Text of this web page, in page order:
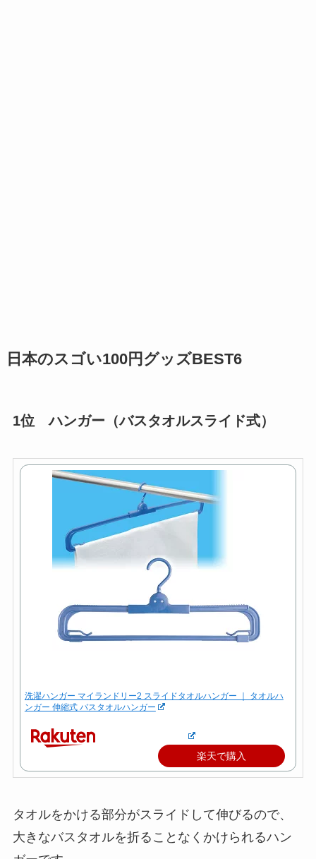
日本のスゴい100円グッズBEST6
1位 ハンガー（バスタオルスライド式）
洗濯ハンガー マイランドリー2 スライドタオルハンガー ｜ タオルハ
ンガー 伸縮式 バスタオルハンガー
楽天で購入
タオルをかける部分がスライドして伸びるので、
大きなバスタオルを折ることなくかけられるハン